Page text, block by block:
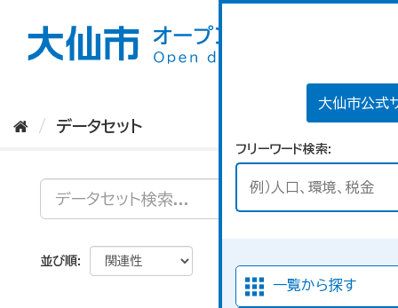
大仙市公式
フリーワード検索
一覧から探す
データセット
並び順